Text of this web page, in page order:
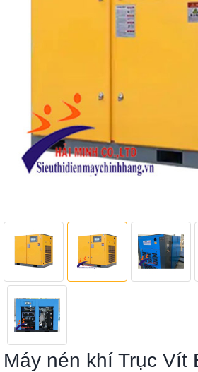
Máy nén khí Trục Vít